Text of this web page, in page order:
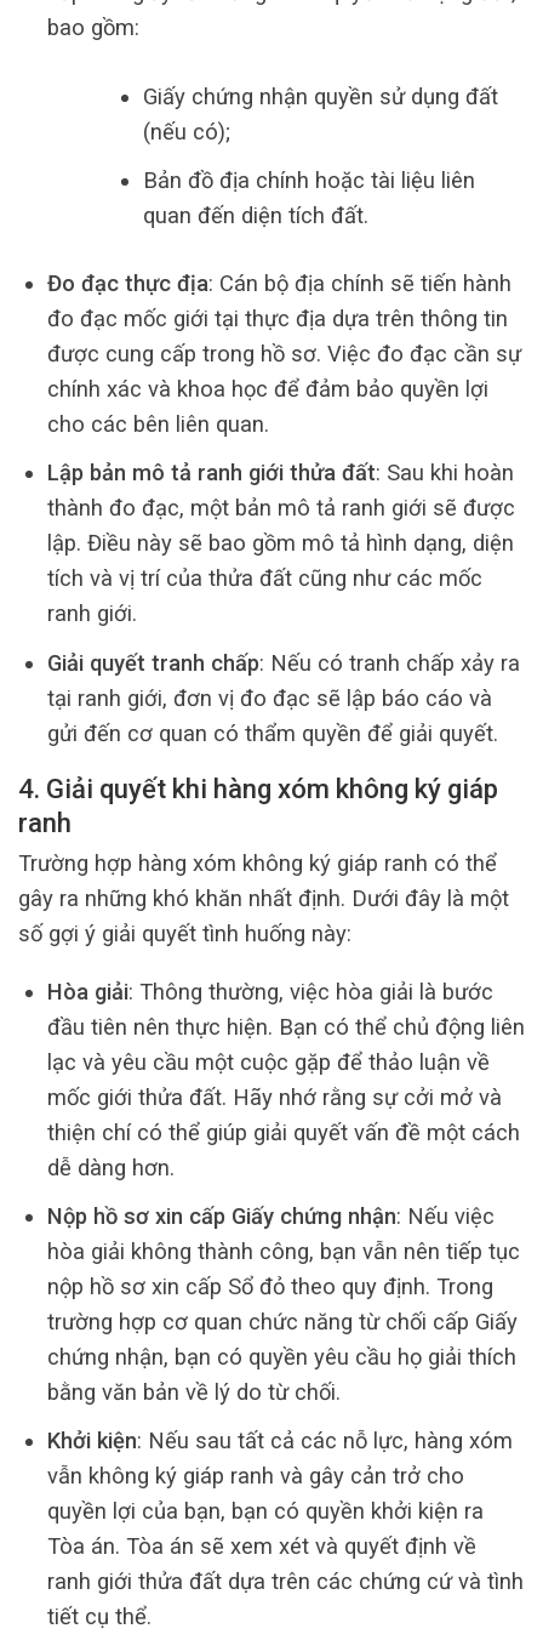
bao gồm:
Giấy chứng nhận quyền sử dụng đất
(nếu có);
Bản đồ địa chính hoặc tài liệu liên
quan đến diện tích đất.
Đo đạc thực địa: Cán bộ địa chính sẽ tiến hành
đo đạc mốc giới tại thực địa dựa trên thông tin
được cung cấp trong hồ sơ. Việc đo đạc cần sự
chính xác và khoa học để đảm bảo quyền lợi
cho các bên liên quan.
Lập bản mô tả ranh giới thửa đất: Sau khi hoàn
thành đo đạc, một bản mô tả ranh giới sẽ được
lập. Điều này sẽ bao gồm mô tả hình dạng, diện
tích và vị trí của thửa đất cũng như các mốc
ranh giới.
Giải quyết tranh chấp: Nếu có tranh chấp xảy ra
tại ranh giới, đơn vị đo đạc sẽ lập báo cáo và
gửi đến cơ quan có thẩm quyền để giải quyết.
4. Giải quyết khi hàng xóm không ký giáp
ranh
Trường hợp hàng xóm không ký giáp ranh có thể
gây ra những khó khăn nhất định. Dưới đây là một
số gợi ý giải quyết tình huống này:
Hòa giải: Thông thường, việc hòa giải là bước
đầu tiên nên thực hiện. Bạn có thể chủ động liên
lạc và yêu cầu một cuộc gặp để thảo luận về
mốc giới thửa đất. Hãy nhớ rằng sự cởi mở và
thiện chí có thể giúp giải quyết vấn đề một cách
dễ dàng hơn.
Nộp hồ sơ xin cấp Giấy chứng nhận: Nếu việc
hòa giải không thành công, bạn vẫn nên tiếp tục
nộp hồ sơ xin cấp Sổ đỏ theo quy định. Trong
trường hợp cơ quan chức năng từ chối cấp Giấy
chứng nhận, bạn có quyền yêu cầu họ giải thích
bằng văn bản về lý do từ chối.
Khởi kiện: Nếu sau tất cả các nỗ lực, hàng xóm
vẫn không ký giáp ranh và gây cản trở cho
quyền lợi của bạn, bạn có quyền khởi kiện ra
Tòa án. Tòa án sẽ xem xét và quyết định về
ranh giới thửa đất dựa trên các chứng cứ và tình
tiết cụ thể.